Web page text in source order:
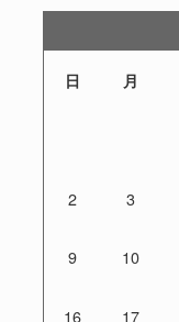
日 月
2 3
9 10
16 17